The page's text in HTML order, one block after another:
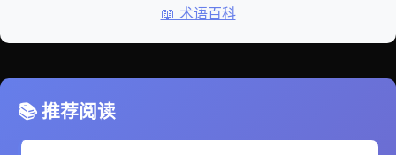
📖 术语百科
📚 推荐阅读